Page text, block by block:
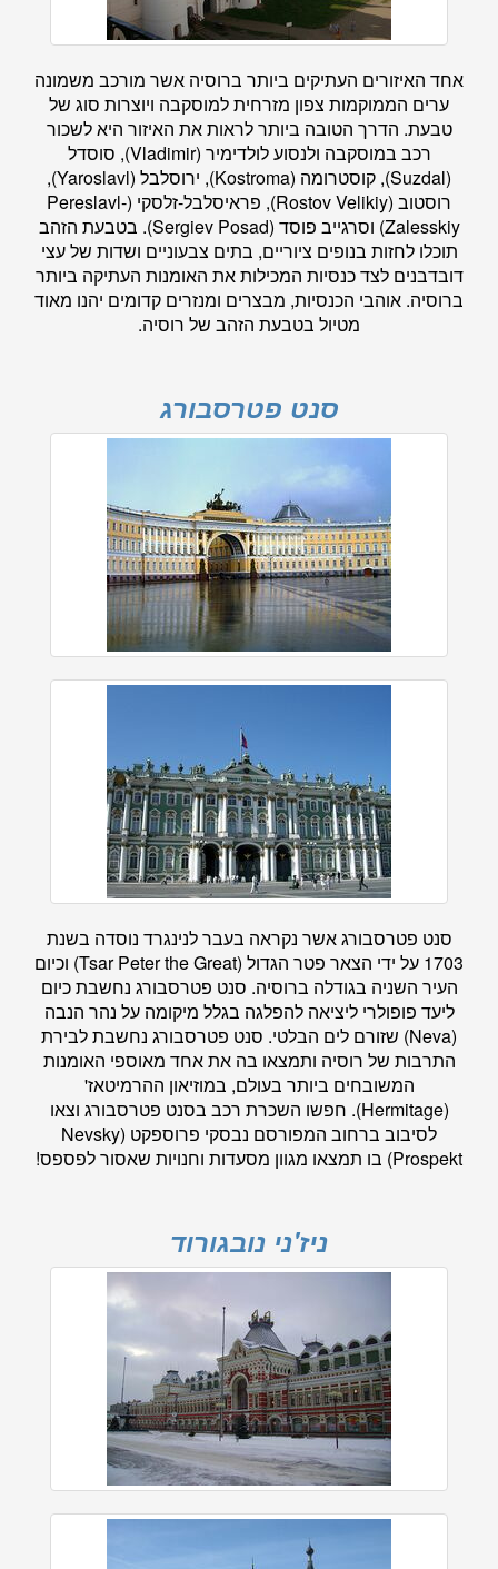
אחד האיזורים העתיקים ביותר ברוסיה אשר מורכב משמונה
ערים הממוקמות צפון מזרחית למוסקבה ויוצרות סוג של
טבעת. הדרך הטובה ביותר לראות את האיזור היא לשכור
רכב במוסקבה ולנסוע לולדימיר (Vladimir), סוסדל
(Suzdal), קוסטרומה (Kostroma), ירוסלבל (Yaroslavl),
רוסטוב (Rostov Velikiy), פראיסלבל-זלסקי (Pereslavl-
Zalesskiy) וסרגייב פוסד (Sergiev Posad). בטבעת הזהב
תוכלו לחזות בנופים ציוריים, בתים צבעוניים ושדות של עצי
דובדבנים לצד כנסיות המכילות את האומנות העתיקה ביותר
ברוסיה. אוהבי הכנסיות, מבצרים ומנזרים קדומים יהנו מאוד
מטיול בטבעת הזהב של רוסיה.
סנט פטרסבורג
סנט פטרסבורג אשר נקראה בעבר לנינגרד נוסדה בשנת
1703 על ידי הצאר פטר הגדול (Tsar Peter the Great) וכיום
העיר השניה בגודלה ברוסיה. סנט פטרסבורג נחשבת כיום
ליעד פופולרי ליציאה להפלגה בגלל מיקומה על נהר הנבה
(Neva) שזורם לים הבלטי. סנט פטרסבורג נחשבת לבירת
התרבות של רוסיה ותמצאו בה את אחד מאוספי האומנות
המשובחים ביותר בעולם, במוזיאון ההרמיטאז'
(Hermitage). חפשו השכרת רכב בסנט פטרסבורג וצאו
לסיבוב ברחוב המפורסם נבסקי פרוספקט (Nevsky
Prospekt) בו תמצאו מגוון מסעדות וחנויות שאסור לפספס!
ניז'ני נובגורוד